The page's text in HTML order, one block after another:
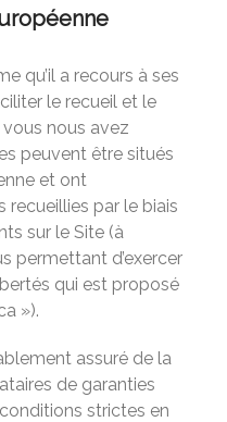
qu’il a recours à ses
le recueil et le
nous avez
peuvent être situés
et ont
par le biais
sur le Site (à
permettant d’exercer
qui est proposé
»).
assuré de la
de garanties
strictes en